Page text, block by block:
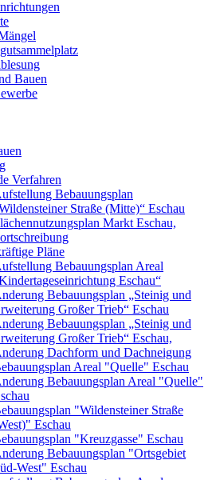
Bauen
Verfahren
Bebauungsplan
Straße (Mitte)“ Eschau
Markt Eschau,
Pläne
Bebauungsplan Areal
Eschau“
Bebauungsplan „Steinig und
Großer Trieb“ Eschau
Bebauungsplan „Steinig und
Großer Trieb“ Eschau,
Dachform und Dachneigung
Areal "Quelle" Eschau
Bebauungsplan Areal "Quelle"
"Wildensteiner Straße
Eschau
"Kreuzgasse" Eschau
Bebauungsplan "Ortsgebiet
West" Eschau